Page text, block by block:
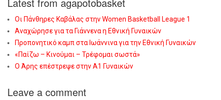
Οι Πάνθηρες Καβάλας στην Women Basketball League 1
Αναχώρησε για τα Γιάννενα η Εθνική Γυναικών
Προπονητικό καμπ στα Ιωάννινα για την Εθνική Γυναικών
«Παίζω – Κινούμαι – Τρέφομαι σωστά»
Ο Άρης επέστρεψε στην Α1 Γυναικών
Leave a comment